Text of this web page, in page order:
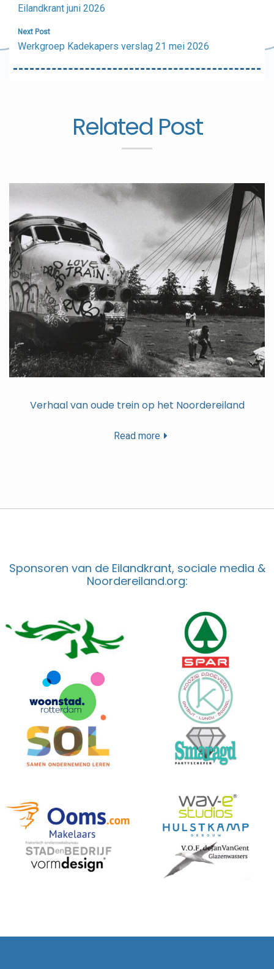
navigatie
Eilandkrant juni 2026
Next Post
Werkgroep Kadekapers verslag 21 mei 2026
Related Post
Verhaal van oude trein op het Noordereiland
Read more
Sponsoren van de Eilandkrant, sociale media &
Noordereiland.org: